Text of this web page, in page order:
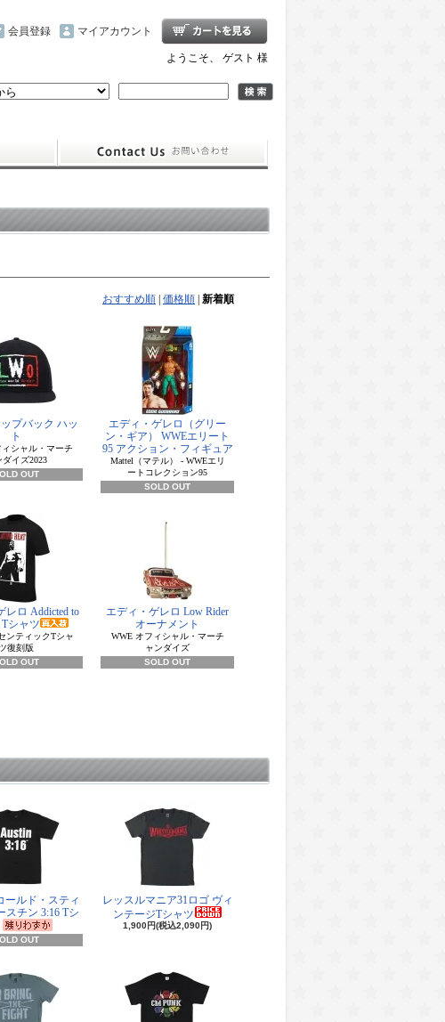
マイアカウント
会員登録
ようこそ、 ゲスト 様
おすすめ順 価格順 新着順
プバック ハッ
ト
ィシャル・マーチ
ダイズ2023
OUT
エディ・ゲレロ（グリー
ン・ギア） WWEエリート
95 アクション・フィギュア
Mattel（マテル） - WWEエリ
ートコレクション95
SOLD OUT
レロ Addicted to
Tシャツ
ンティックTシャ
復刻版
OUT
エディ・ゲレロ Low Rider
オーナメント
WWE オフィシャル・マーチ
ャンダイズ
SOLD OUT
ールド・スティ
スチン 3:16 Tシ
OUT
レッスルマニア31ロゴ ヴィ
ンテージTシャツ
1,900円(税込2,090円)